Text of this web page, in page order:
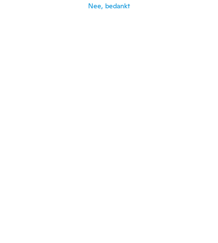
Nee, bedankt